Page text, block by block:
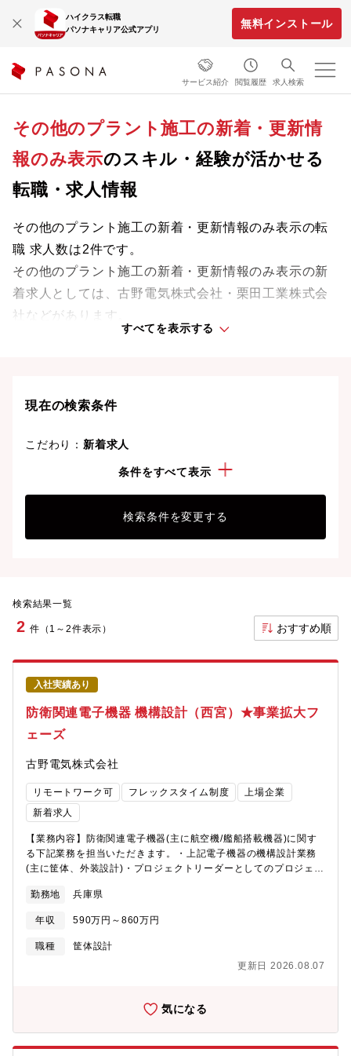
ハイクラス転職
パソナキャリア公式アプリ
無料インストール
サービス紹介 閲覧履歴 求人検索
その他のプラント施工の新着・更新情
報のみ表示のスキル・経験が活かせる
転職・求人情報
その他のプラント施工の新着・更新情報のみ表示の転
職 求人数は2件です。
その他のプラント施工の新着・更新情報のみ表示の新
着求人としては、古野電気株式会社・栗田工業株式会
社などがあります。
これまでの経験やスキルを活かせる求人を自分らしい
しょう。
すべてを表示する
現在の検索条件
こだわり： 新着求人
その他のプラント施工
条件をすべて表示
検索条件を変更する
検索結果一覧
2 件（1～2件表示） おすすめ順
入社実績あり
防衛関連電子機器 機構設計（西宮）★事業拡大フ
ェーズ
古野電気株式会社
リモートワーク可 フレックスタイム制度
上場企業
新着求人
【業務内容】防衛関連電子機器(主に航空機/艦船搭載機器)に関す
る下記業務を担当いただきます。・上記電子機器の機構設計業務
(主に筐体、外装設計)・プロジェクトリーダーとしてのプロジェク
の新規提案活動の支援・不具合調査・対応/改善・機種例：航空機/
艦船搭載用電子機器 →水中音響ソナー、GNSS受信機、統
合ブリッジシステム、他＜具体的な業務の進め方・イメージ＞※
下記は一例です。ご経験に合わせて段階的に業務をお任せしてい
し、リーダーとしてメンバーの役割分担やスケジュール管理を行
（デバッグ・評価試験）に至る一連の開発設計プロセスを一貫し
てリードしていただきます。単なる開発担当にとどまらず、顧客
要求を的確に捉えたうえで技術的な方針を定め、チーム全体を製
品化の実現へと導いていく役割を担っていただきます。プロジェ
勤務地 兵庫県
年収 590万円～860万円
職種
筐体設計
更新日 2026.08.07
気になる